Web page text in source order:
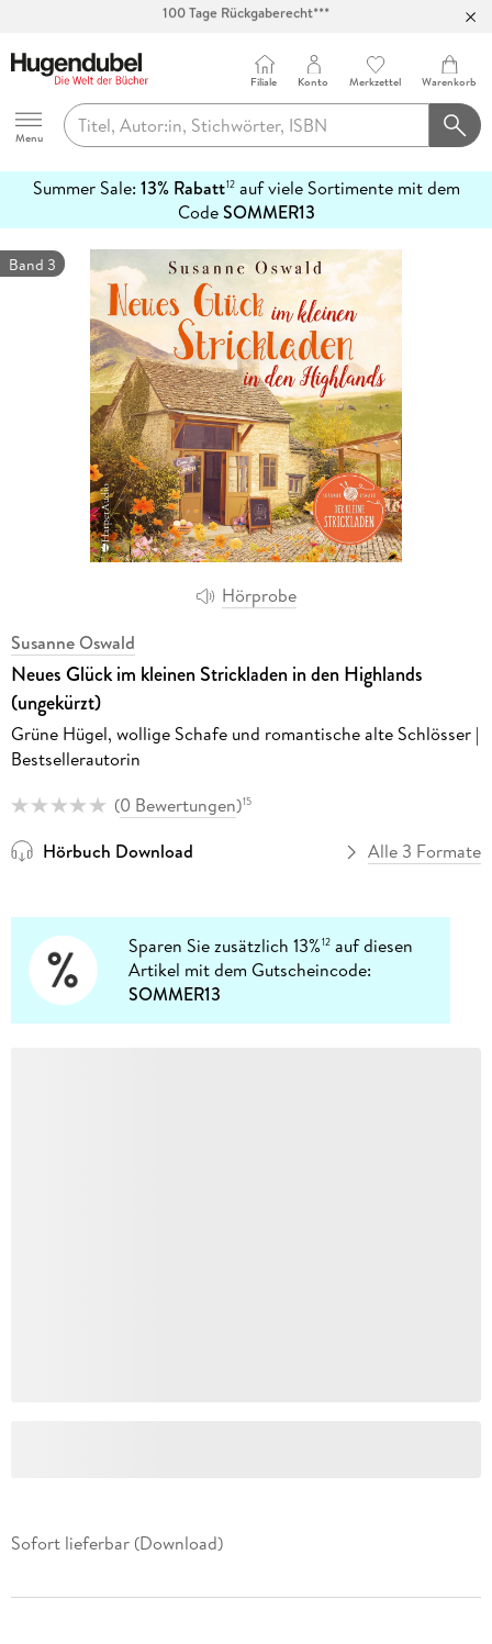
Abholung in über 100 Filialen
Hugendubel
Menu
Filiale Konto Merkzettel Warenkorb
Summer Sale: 13% Rabatt12auf viele Sortimente mit dem
CodeSOMMER13
erfahren
Hörprobe
Band 3
Susanne Oswald
Neues Glück im kleinen Strickladen in den Highlands
(ungekürzt)
Grüne Hügel, wollige Schafe und romantische alte Schlösser |
Bestsellerautorin
(0 Bewertungen)15
Hörbuch Download Alle 3 Formate
Sparen Sie zusätzlich 13%12 auf diesen
Artikel mit dem Gutscheincode:
SOMMER13
Sofort lieferbar (Download)